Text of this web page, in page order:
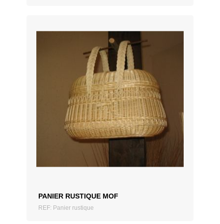
PANIER RUSTIQUE MOF
REF: Panier rustique
AJOUTER AU DEVIS